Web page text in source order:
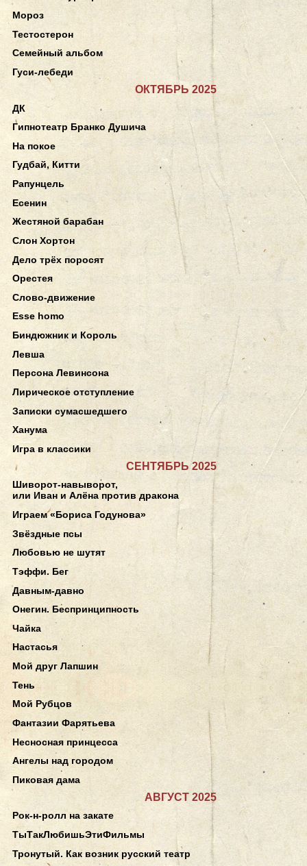
Мороз
Тестостерон
Семейный альбом
Гуси-лебеди
ОКТЯБРЬ 2025
ДК
Гипнотеатр Бранко Душича
На покое
Гудбай, Китти
Рапунцель
Есенин
Жестяной барабан
Слон Хортон
Дело трёх поросят
Орестея
Слово-движение
Esse homo
Биндюжник и Король
Левша
Персона Левинсона
Лирическое отступление
Записки сумасшедшего
Ханума
Игра в классики
СЕНТЯБРЬ 2025
Шиворот-навыворот,
или Иван и Алёна против дракона
Играем «Бориса Годунова»
Звёздные псы
Любовью не шутят
Тэффи. Бег
Давным-давно
Онегин. Беспринципность
Чайка
Настасья
Мой друг Лапшин
Тень
Мой Рубцов
Фантазии Фарятьева
Несносная принцесса
Ангелы над городом
Пиковая дама
АВГУСТ 2025
Рок-н-ролл на закате
ТыТакЛюбишьЭтиФильмы
Тронутый. Как возник русский театр